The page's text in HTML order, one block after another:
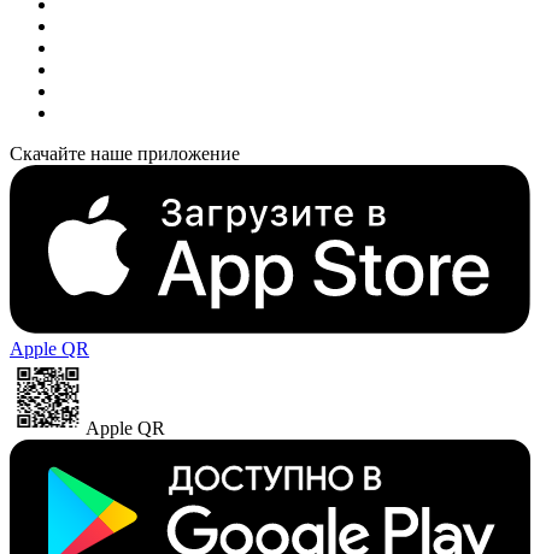
Скачайте наше приложение
Apple QR
Apple QR